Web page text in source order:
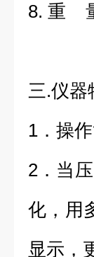
8. 重
三.仪器
1．操
2．当
化，用
显示，